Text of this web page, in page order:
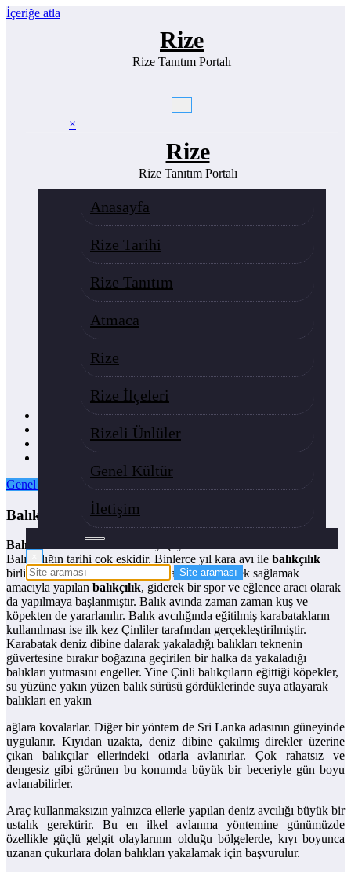
İçeriğe atla
Rize
Rize Tanıtım Portalı
×
Rize
Rize Tanıtım Portalı
Anasayfa
Rize Tarihi
Rize Tanıtım
Atmaca
Rize
Rize İlçeleri
Rizeli Ünlüler
Genel Kültür
İletişim
Ansiklopedi
Genel Kültür
Genel Kültür
05/12/2019
Balıkçılık Nedir
Balıkçılık
Balıkçılığın tarihi çok eskidir. Binlerce yıl kara avı ile balıkçılık
birlikte yürütülmüştür. Başlangıçta yalnız yiyecek sağlamak
amacıyla yapılan balıkçılık, giderek bir spor ve eğlence aracı olarak
da yapılmaya başlanmıştır. Balık avında zaman zaman kuş ve
köpekten de yararlanılır. Balık avcılığında eğitilmiş karabatakların
kullanılması ise ilk kez Çinliler tarafından gerçekleştirilmiştir.
Karabatak deniz dibine dalarak yakaladığı balıkları teknenin
güvertesine bırakır boğazına geçirilen bir halka da yakaladığı
balıkları yutmasını engeller. Yine Çinli balıkçıların eğittiği köpekler,
su yüzüne yakın yüzen balık sürüsü gördüklerinde suya atlayarak
balıkları en yakın
ağlara kovalarlar. Diğer bir yöntem de Sri Lanka adasının güneyinde
uygulanır. Kıyıdan uzakta, deniz dibine çakılmış direkler üzerine
çıkan balıkçılar ellerindeki otlarla avlanırlar. Çok rahatsız ve
dengesiz gibi görünen bu konumda büyük bir beceriyle gün boyu
avlanabilirler.
Araç kullanmaksızın yalnızca ellerle yapılan deniz avcılığı büyük bir
ustalık gerektirir. Bu en ilkel avlanma yöntemine günümüzde
özellikle güçlü gelgit olaylarının olduğu bölgelerde, kıyı boyunca
uzanan çukurlara dolan balıkları yakalamak için başvurulur.